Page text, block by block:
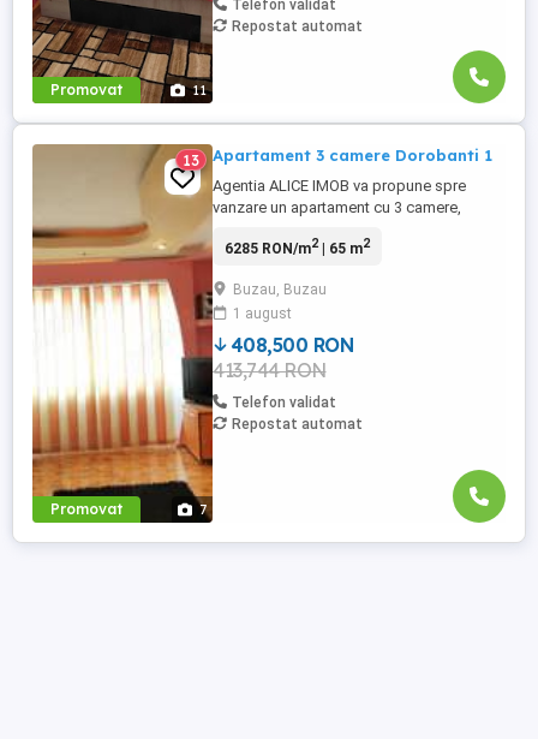
Promovat 11
Telefon validat
Repostat automat
Promovat 7
13 Apartament 3 camere Dorobanti 1
Agentia ALICE IMOB va propune spre
vanzare un apartament cu 3 camere,
etaj 4 4. Acesta are o suprafata ultila de
camere, 1 baie, 1 hol si balcon, iar ca
imbunatatiri regasim - gresie, faianță,
parchet, centrală termică, renovat ...
6285 RON/m2| 65 m2
Buzau, Buzau
1 august
408,500 RON
413,744 RON
Telefon validat
Repostat automat